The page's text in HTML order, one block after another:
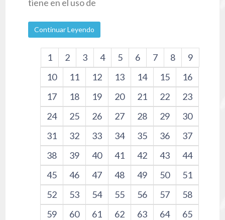
tiene en el uso de
Continuar Leyendo
1 2 3 4 5 6 7 8
9
10
11 12 13 14 15
16
17
18 19 20 21 22
23
24
25 26 27 28 29
30
31
32 33 34 35 36
37
38
39 40 41 42 43
44
45
46 47 48 49 50
51
52
53 54 55 56 57
58
59
60 61 62 63 64
65